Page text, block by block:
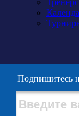
Подпишитесь